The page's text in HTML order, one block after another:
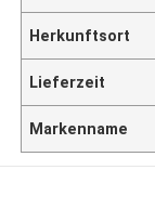
Herkunftsort
Lieferzeit
Markenname